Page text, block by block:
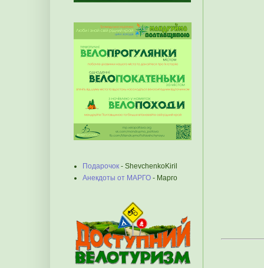
Подарочок - ShevchenkoKiril
Анекдоты от МАРГО - Марго